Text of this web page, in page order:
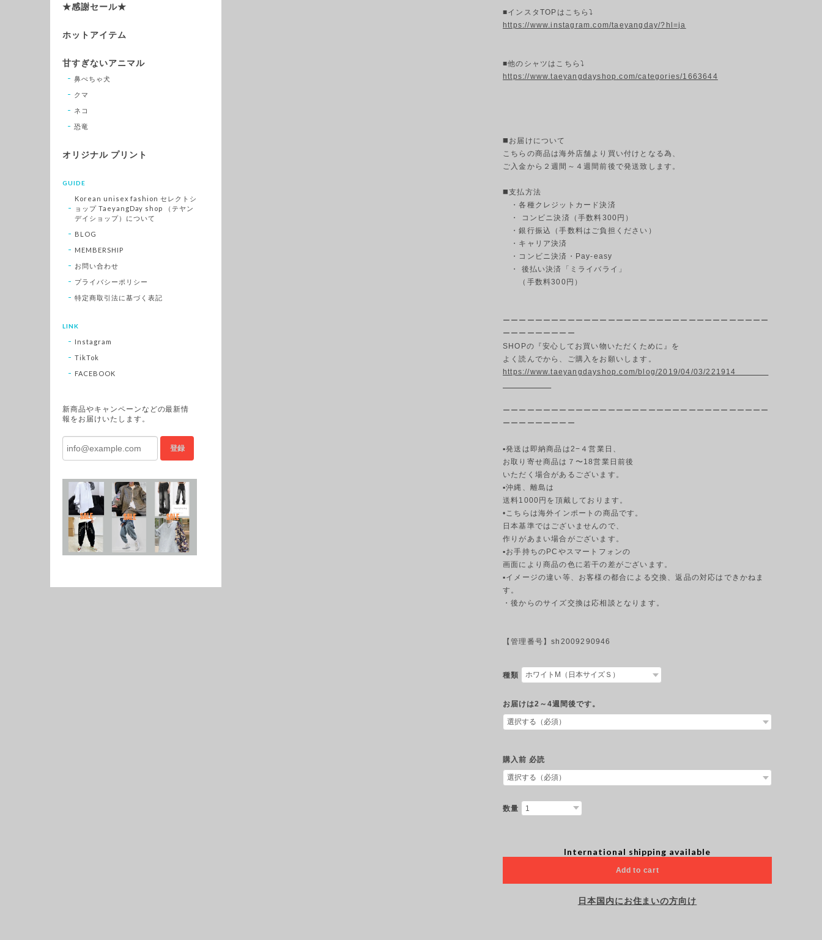
■インスタTOPはこちら⤵
https://www.instagram.com/taeyangday/?hl=ja
■他のシャツはこちら⤵
https://www.taeyangdayshop.com/categories/1663644
◼️お届けについて
こちらの商品は海外店舗より買い付けとなる為、
ご入金から２週間～４週間前後で発送致します。
◼️支払方法
・各種クレジットカード決済
・ コンビニ決済（手数料300円）
・銀行振込（手数料はご負担ください）
・キャリア決済
・コンビニ決済・Pay-easy
・ 後払い決済「ミライバライ」
（手数料300円）
ーーーーーーーーーーーーーーーーーーーーーーーーーーーーーーーーー
ーーーーーーーーー
SHOPの『安心してお買い物いただくために』を
よく読んでから、ご購入をお願いします。
https://www.taeyangdayshop.com/blog/2019/04/03/221914
ーーーーーーーーーーーーーーーーーーーーーーーーーーーーーーーーー
ーーーーーーーーー
▪発送は即納商品は2−４営業日、
お取り寄せ商品は７〜18営業日前後
いただく場合があるございます。
▪︎沖縄、離島は
送料1000円を頂戴しております。
•こちらは海外インポートの商品です。
日本基準ではございませんので、
作りがあまい場合がございます。
▪︎お手持ちのPCやスマートフォンの
画面により商品の色に若干の差がございます。
▪︎イメージの違い等、お客様の都合による交換、返品の対応はできかねま
す。
・後からのサイズ交換は応相談となります。
【管理番号】sh2009290946
種類
お届けは2～4週間後です。
購入前 必読
数量
International shipping available
Add to cart
日本国内にお住まいの方向け
★感謝セール★
ホットアイテム
甘すぎないアニマル
鼻ぺちゃ犬
クマ
ネコ
恐竜
オリジナル プリント
GUIDE
Korean unisex fashion セレクトシ
ョップ TaeyangDay shop （テヤン
デイショップ）について
BLOG
MEMBERSHIP
お問い合わせ
プライバシーポリシー
特定商取引法に基づく表記
LINK
Instagram
TikTok
FACEBOOK
新商品やキャンペーンなどの最新情
報をお届けいたします。
登録